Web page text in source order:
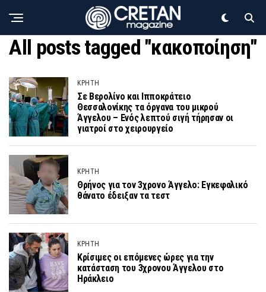
All posts tagged "κακοποίηση"
ΚΡΗΤΗ
Σε Βερολίνο και Ιπποκράτειο
Θεσσαλονίκης τα όργανα του μικρού
Άγγελου – Ενός λεπτού σιγή τήρησαν οι
γιατροί στο χειρουργείο
ΚΡΗΤΗ
Θρήνος για τον 3χρονο Άγγελο: Εγκεφαλικό
θάνατο έδειξαν τα τεστ
ΚΡΗΤΗ
Κρίσιμες οι επόμενες ώρες για την
κατάσταση του 3χρονου Άγγελου στο
Ηράκλειο